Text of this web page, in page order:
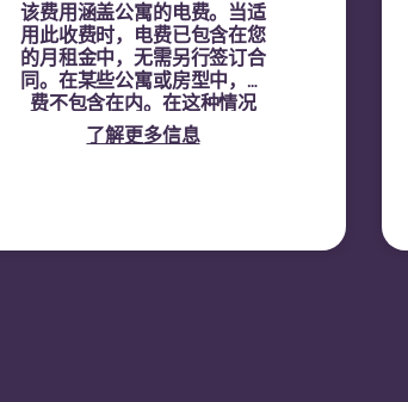
该费用涵盖公寓的电费。当适
用此收费时，电费已包含在您
的月租金中，无需另行签订合
同。在某些公寓或房型中，电
费不包含在内。在这种情况
下，租户必须使用公寓的电表
号，直接与供电方签订电费合
了解更多信息